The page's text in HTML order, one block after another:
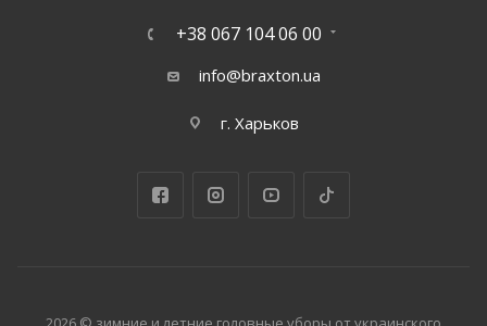
+38 067 104 06 00
info@braxton.ua
г. Харьков